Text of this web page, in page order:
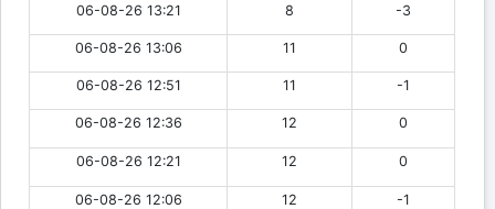
06-08-26 13:21 8 -3
06-08-26 13:06 11 0
06-08-26 12:51 11 -1
06-08-26 12:36 12 0
06-08-26 12:21 12 0
06-08-26 12:06 12 -1